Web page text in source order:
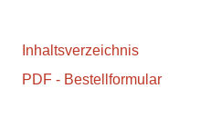
Inhaltsverzeichnis
PDF - Bestellformular